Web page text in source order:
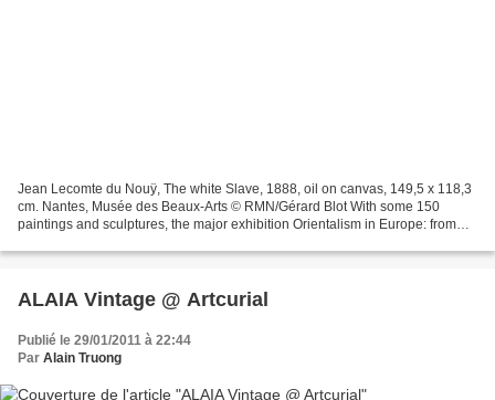
Jean Lecomte du Nouÿ, The white Slave, 1888, oil on canvas, 149,5 x 118,3
cm. Nantes, Musée des Beaux-Arts © RMN/Gérard Blot With some 150
paintings and sculptures, the major exhibition Orientalism in Europe: from
ALAIA Vintage @ Artcurial
Publié le 29/01/2011 à 22:44
Par Alain Truong